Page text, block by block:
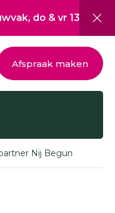
13:00 tot 17:00,
Afspraak maken
Nij Begun